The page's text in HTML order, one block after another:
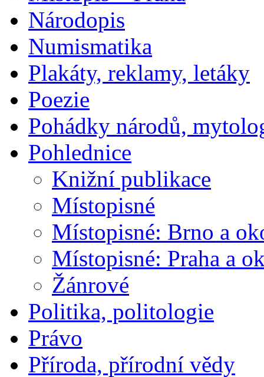
Národopis
Numismatika
Plakáty, reklamy, letáky
Poezie
Pohádky národů,
Pohlednice
Knižní publikace
Místopisné
Místopisné: Brno a
Místopisné: Praha a
Žánrové
Politika, politologie
Právo
Příroda, přírodní vědy